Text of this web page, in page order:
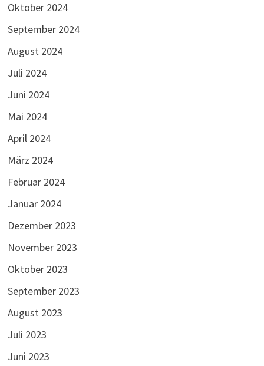
Oktober 2024
September 2024
August 2024
Juli 2024
Juni 2024
Mai 2024
April 2024
März 2024
Februar 2024
Januar 2024
Dezember 2023
November 2023
Oktober 2023
September 2023
August 2023
Juli 2023
Juni 2023